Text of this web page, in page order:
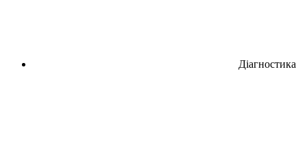
Діагностика